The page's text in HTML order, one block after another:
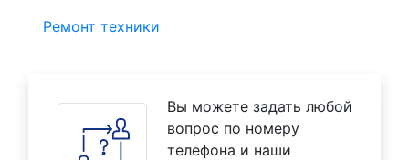
Ремонт техники
Вы можете задать любой
вопрос по номеру
телефона и наши